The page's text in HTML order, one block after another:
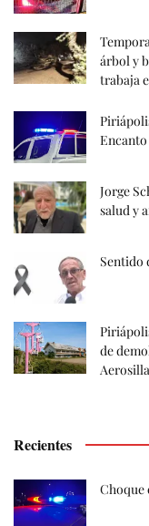
árbol y
trabaja
Encanto
Jorge
salud y
Sentido
de
Recientes
Choque